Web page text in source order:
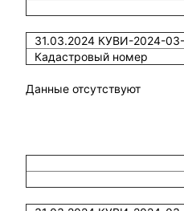
31.03.2024 КУВИ-2024-
Кадастровый номер
Данные отсутствуют